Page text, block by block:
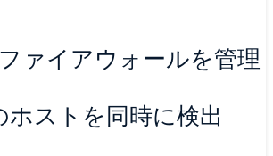
ァイアウォールを管理
ホストを同時に検出